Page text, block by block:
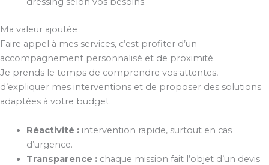
Ma valeur ajoutée
Faire appel à mes services, c’est profiter d’un
accompagnement personnalisé et de proximité.
Je prends le temps de comprendre vos attentes,
d’expliquer mes interventions et de proposer des solutions
adaptées à votre budget.
Réactivité :intervention rapide, surtout en cas
d’urgence.
Transparence :chaque mission fait l’objet d’un devis